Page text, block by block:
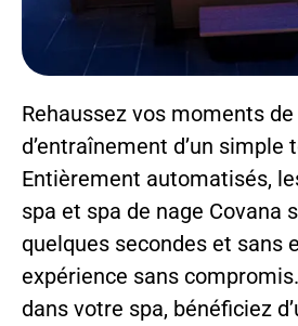
Rehaussez vos moments
d’entraînement d’un simple
Entièrement automatisés,
spa et spa de nage Covana
quelques secondes et sans
expérience sans
dans votre spa, bénéficiez